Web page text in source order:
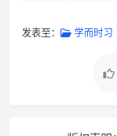
发表至： 学而时习